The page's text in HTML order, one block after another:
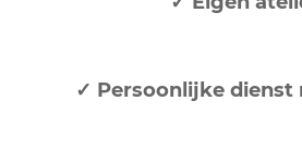
✓ Persoonlijke dienst